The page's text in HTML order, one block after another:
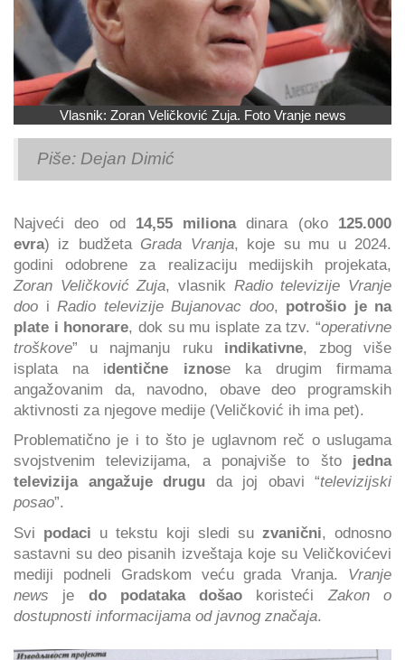
Vlasnik: Zoran Veličković Zuja. Foto Vranje news
Piše: Dejan Dimić
Najveći deo od 14,55 milionadinara (oko 125.000
evra) iz budžeta Grada Vranja, koje su mu u 2024.
godini odobrene za realizaciju medijskih projekata,
Zoran Veličković Zuja, vlasnik Radio televizije Vranje
doo i Radio televizije Bujanovac doo, potrošio je na
plate i honorare, dok su mu isplate za tzv. “operativne
troškove” u najmanju ruku indikativne, zbog više
isplata na identične iznose ka drugim firmama
angažovanim da, navodno, obave deo programskih
aktivnosti za njegove medije (Veličković ih ima pet).
Problematično je i to što je uglavnom reč o uslugama
svojstvenim televizijama, a ponajviše to što jedna
televizija angažuje drugu da joj obavi “televizijski
posao”.
Svi podaci u tekstu koji sledi su zvanični, odnosno
sastavni su deo pisanih izveštaja koje su Veličkovićevi
mediji podneli Gradskom veću grada Vranja. Vranje
news je do podataka došao koristeći Zakon o
dostupnosti informacijama od javnog značaja.